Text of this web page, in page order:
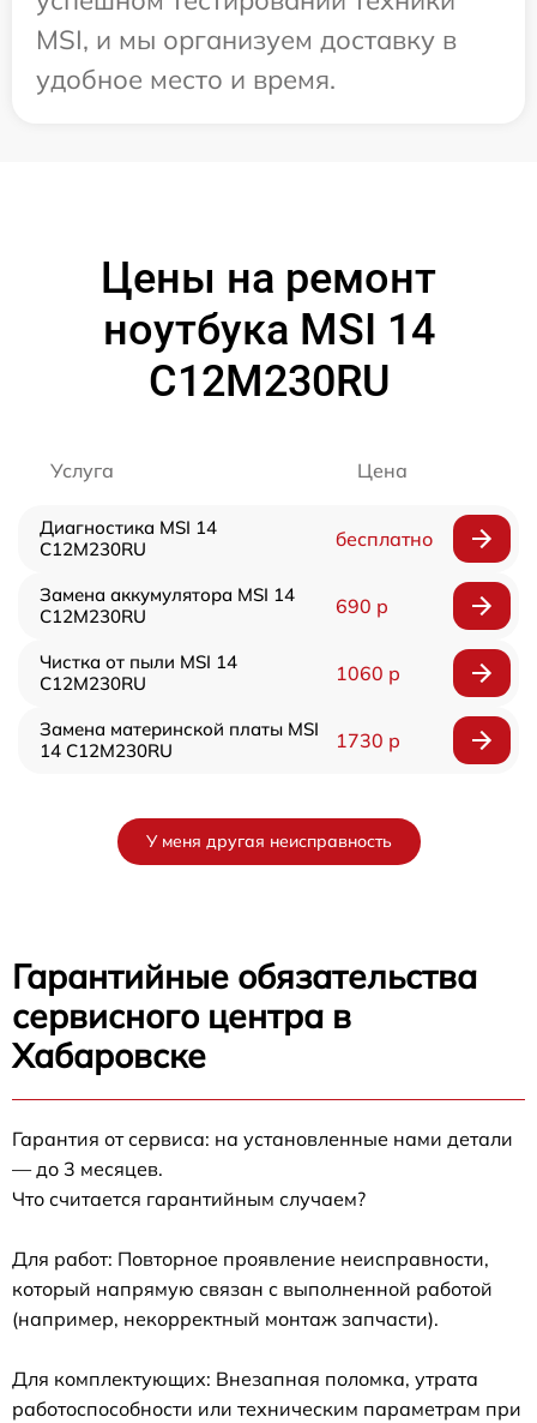
MSI, и мы организуем доставку в
удобное место и время.
Цены на ремонт
ноутбука MSI 14
C12M230RU
Услуга Цена
Диагностика MSI 14
C12M230RU
бесплатно
Замена аккумулятора MSI 14
C12M230RU
690 р
Чистка от пыли MSI 14
C12M230RU
1060 р
Замена материнской платы MSI
14 C12M230RU
1730 р
У меня другая неисправность
Гарантийные обязательства
сервисного центра в
Хабаровске
Гарантия от сервиса: на установленные нами детали
— до 3 месяцев.
Что считается гарантийным случаем?
Для работ: Повторное проявление неисправности,
который напрямую связан с выполненной работой
(например, некорректный монтаж запчасти).
Для комплектующих: Внезапная поломка, утрата
работоспособности или техническим параметрам при